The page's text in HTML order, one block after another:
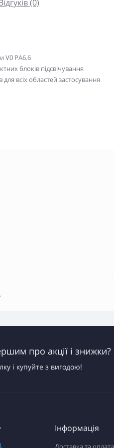
Відгуків (0)
V0 PA6.6
блоків підсвічування
для всіх областей застосування
про акції і знижки?
і купуйте з вигодою!
Інформація